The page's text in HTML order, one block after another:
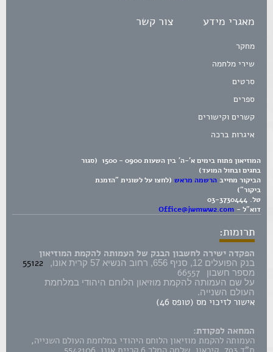
מאגרי מידע
מחקר
שירי מלחמה
סרטים
ספרים
קשרים וקישורים
איגרות ברכה
צור קשר
המוזיאון פתוח בימים א'-ה' בין השעות 0900 - 1500 (סגור
בחגים ובחול המועד)
הביקור מחייב הרשמה מראש (לחצו על לשונית "הזמנת
ביקור")
טל. 03-3730444
דוא"ל - Office@jwmww2.com
תרומות:
הפקדה ישירה לחשבון הבנק של העמותה להקמת המוזיאון
בנק הפועלים 12, סניף 656, רחוב הנשיא 57 קרית אונו, 55122
מספר חשבון 66557
על שם העמותה להקמת מוזיאון הלוחם היהודי במלחמת
העולם השנייה.
אישור לזיכוי מס (טופס 46)
המחאה לפקודת:
העמותה להקמת מוזיאון הלוחם היהודי במלחמת העולם השנייה,